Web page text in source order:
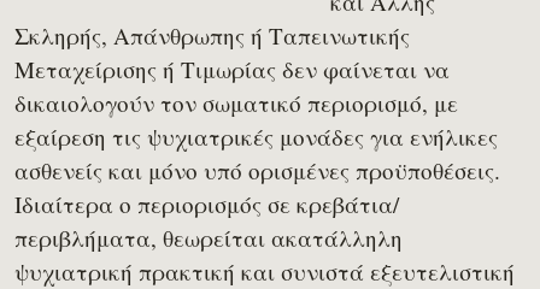
Σκληρής, Απάνθρωπης ή Ταπεινωτικής
Μεταχείρισης ή Τιμωρίας δεν φαίνεται να
δικαιολογούν τον σωματικό περιορισμό, με
εξαίρεση τις ψυχιατρικές μονάδες για ενήλικες
ασθενείς και μόνο υπό ορισμένες προϋποθέσεις.
Ιδιαίτερα ο περιορισμός σε κρεβάτια/
περιβλήματα, θεωρείται ακατάλληλη
ψυχιατρική πρακτική και συνιστά εξευτελιστική